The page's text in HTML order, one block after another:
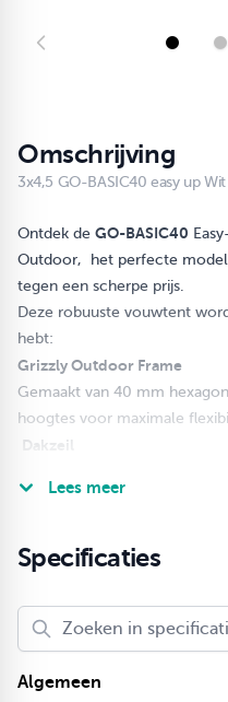
Omschrijving
3x4,5 GO-BASIC40 easy up Wit
Ontdek de GO-BASIC40
Outdoor, het perfecte
tegen een scherpe prijs.
Deze robuuste vouwtent
hebt:
Grizzly Outdoor Frame
Gemaakt van 40 mm
hoogtes voor maximale
Dakzeil
Sealed zijn voorzien van een
Zijwandenset
zijwanden van 3 meter wn
met zijwand van 3 meter en
gemaakt van het duurzame
naden en PVC-coating voor
elementen. De zijwanden zijn
Lees meer
Specificaties
Algemeen